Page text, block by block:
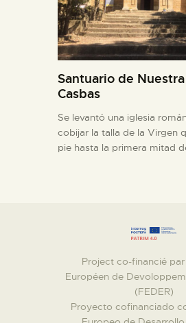
Santuario de
Casbas
Se levantó una iglesia
cobijar la talla de la Virgen
pie hasta la primera mitad
Project co-financié
Européen de
(FEDER)
Proyecto cofinanciado